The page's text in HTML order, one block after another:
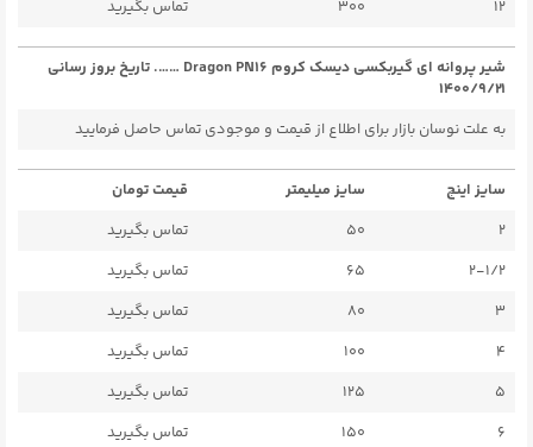
12
300 تماس بگیرید
شیر پروانه ای گیربکسی دیسک کروم Dragon PN16 ……. تاریخ بروز رسانی
۱۴۰۰/۹/۲۱
به علت نوسان بازار برای اطلاع از قیمت و موجودی تماس حاصل فرمایید
سایز اینچ سایز میلیمتر
قیمت تومان
2
50
تماس بگیرید
2-1/2
65
تماس بگیرید
3
80
تماس بگیرید
4
100
تماس بگیرید
5
125
تماس بگیرید
6
150 تماس بگیرید